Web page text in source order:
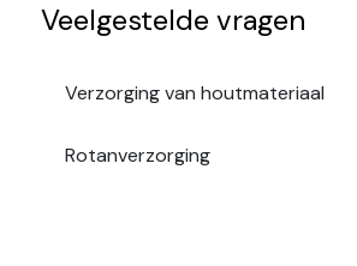
Veelgestelde vragen
Verzorging van houtmateriaal
Rotanverzorging